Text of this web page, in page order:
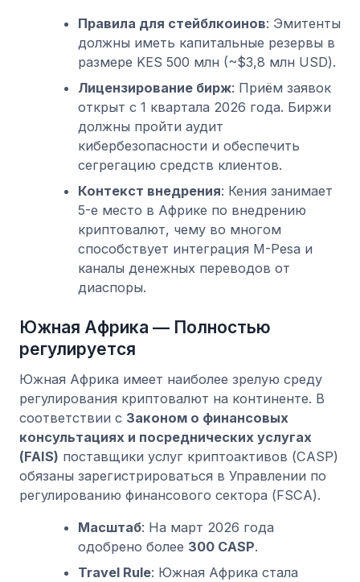
Правила для стейблкоинов: Эмитенты
должны иметь капитальные резервы в
размере KES 500 млн (~$3,8 млн USD).
Лицензирование бирж: Приём заявок
открыт с 1 квартала 2026 года. Биржи
должны пройти аудит
кибербезопасности и обеспечить
сегрегацию средств клиентов.
Контекст внедрения: Кения занимает
5-е место в Африке по внедрению
криптовалют, чему во многом
способствует интеграция M-Pesa и
каналы денежных переводов от
диаспоры.
Южная Африка — Полностью
регулируется
Южная Африка имеет наиболее зрелую среду
регулирования криптовалют на континенте. В
соответствии с Законом о финансовых
консультациях и посреднических услугах
(FAIS) поставщики услуг криптоактивов (CASP)
обязаны зарегистрироваться в Управлении по
регулированию финансового сектора (FSCA).
Масштаб: На март 2026 года
одобрено более 300 CASP.
Travel Rule: Южная Африка стала